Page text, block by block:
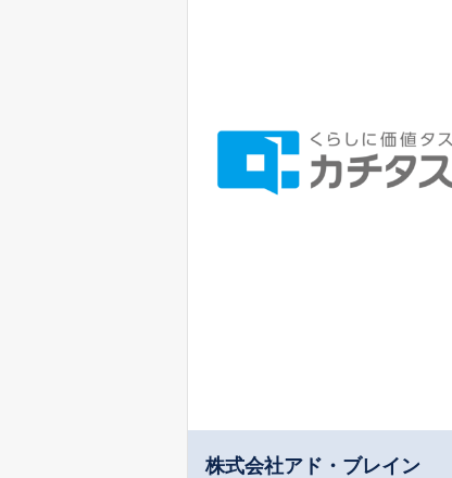
株式会社アド・ブレイン